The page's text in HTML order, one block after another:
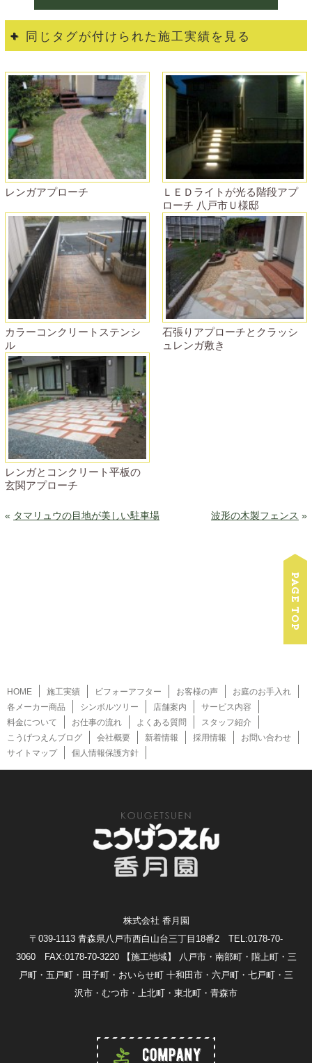
同じタグが付けられた施工実績を見る
レンガアプローチ
ＬＥＤライトが光る階段アプ
ローチ 八戸市Ｕ様邸
カラーコンクリートステンシ
ル
石張りアプローチとクラッシ
ュレンガ敷き
レンガとコンクリート平板の
玄関アプローチ
« タマリュウの目地が美しい駐車場 波形の木製フェンス »
HOME 施工実績 ビフォーアフター お客様の声
お庭のお手入れ
各メーカー商品
シンボルツリー 店舗案内
サービス内容
料金について
お仕事の流れ よくある質問
スタッフ紹介
こうげつえんブログ
会社概要 新着情報 採用情報
お問い合わせ
サイトマップ
個人情報保護方針
株式会社 香月園
〒039-1113 青森県八戸市西白山台三丁目18番2 TEL:0178-70-
3060 FAX:0178-70-3220
【施工地域】 八戸市・南部町・階上町・三
戸町・五戸町・田子町・おいらせ町 十和田市・六戸町・七戸町・三
沢市・むつ市・上北町・東北町・青森市